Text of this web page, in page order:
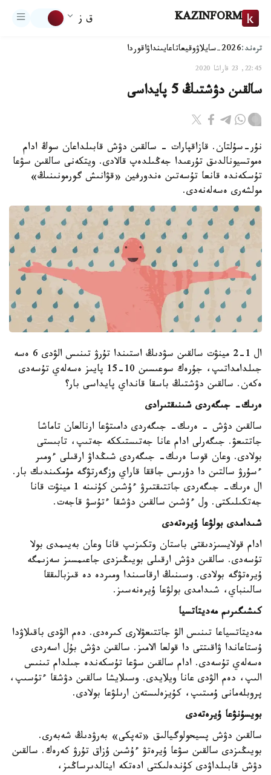
KAZINFORM ق ز
ترەند:2026-سايلاۋ وقيعاتاعايىنداۋاقوردا
22:45, 23 قاراشا 2020
سالقىن دۋشتىڭ 5 پايداسى
نۇر-سۇلتان. قازاقپارات - سالقىن دۋش قابىلداعان سوڭ ادام
ەموتسيونالدىق تۇرعىدا جەڭىلدەپ قالادى. ويتكەنى سالقىن سۋعا
تۇسكەندە قانعا تۇسەتىن ەندورفين «قۋانىش گورمونىنىڭ»
مولشەرى ەسەلەنەدى.
ال 1-2 مينۋت سالقىن سۋدىڭ استىندا تۇرۋ تىنىس الۋدى 6 ەسە
جىلدامداتىپ، جۇرەك سوعىسىن 10-15 پايىز ەسەلەي تۇسەدى
ەكەن. سالقىن دۋشتىڭ باسقا قانداي پايداسى بار؟
ەرىك- جىگەردى شىنىقتىرادى
سالقىن دۋش - ەرىك- جىگەردى دامىتۋعا ارنالعان تاماشا
جاتتىعۋ. جىگەرلى ادام عانا جەتىستىككە جەتىپ، تابىستى
بولادى. وعان قوسا ەرىك- جىگەردى شىڭداۋ ارقىلى ءومىر
ءسۇرۋ سالتىن دا دۇرىس جاققا قاراي وزگەرتۋگە مۇمكىندىك بار.
ال ەرىك- جىگەردى جاتتىقتىرۋ ءۇشىن كۇنىنە 1 مينۋت قانا
جەتكىلىكتى. ول ءۇشىن سالقىن دۋشقا ءتۇسۋ قاجەت.
شىدامدى بولۋعا ۇيرەتەدى
ادام قولايسىزدىقتى باستان وتكىزىپ قانا وعان بەيىمدى بولا
تۇسەدى. سالقىن دۋش ارقىلى بويىڭىزدى جاعىمسىز سەزىمگە
ۇيرەتۋگە بولادى. وسىنىڭ ارقاسىندا ومىردە دە قىزبالىققا
سالىنباي، شىدامدى بولۋعا ۇيرەنەسىز.
كىشىگىرىم مەديتاتسيا
مەديتاتسياعا تىنىس الۋ جاتتىعۋلارى كىرەدى. دەم الۋدى باقىلاۋدا
ۇستاعاندا ۋاقىتتى دا قولعا الامىز. سالقىن دۋش بۇل اسەردى
ەسەلەي تۇسەدى. ادام سالقىن سۋعا تۇسكەندە جىلدام تىنىس
الىپ، دەم الۋدى عانا ويلايدى. وسىلايشا سالقىن دۋشقا ءتۇسىپ،
پروبلەمانى ۇمىتىپ، كۇيزەلىستەن ارىلۋعا بولادى.
بويسۇنۋعا ۇيرەتەدى
سالقىن دۋش پسيحولوگيالىق «تەپكى» بەرۋدىڭ شەبەرى.
بويىڭىزدى سالقىن سۋعا ۇيرەتۋ ءۇشىن ۇزاق تۇرۋ كەرەك. سالقىن
دۋش قابىلداۋدى كۇندەلىكتى ادەتكە اينالدىرساڭىز،